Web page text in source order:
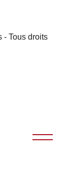
- Tous droits